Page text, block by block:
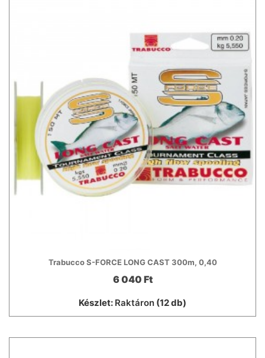
Trabucco S-FORCE LONG CAST 300m, 0,40
6 040 Ft
Készlet: Raktáron (12 db)